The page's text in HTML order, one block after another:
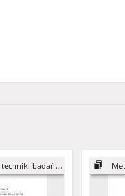
badań pedagogicznych